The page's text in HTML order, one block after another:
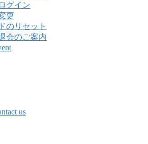
グイン
更
のリセット
会のご案内
us